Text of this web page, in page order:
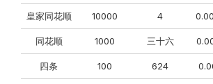
皇家同花顺 10000 4
同花顺 1000 三十六
四条 100 624